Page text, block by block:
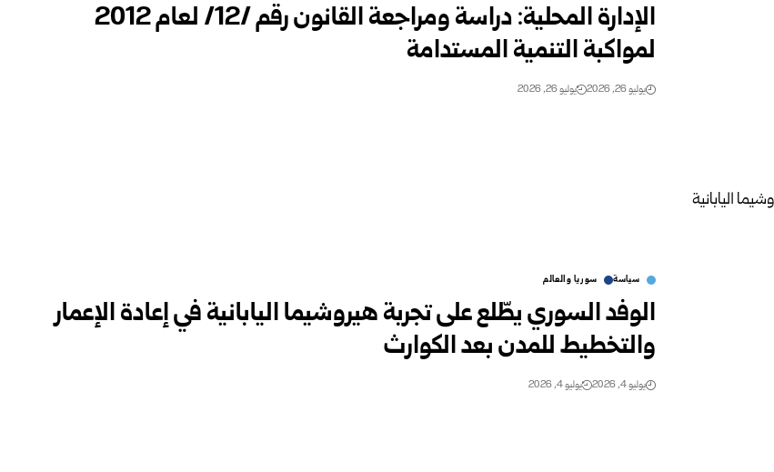
الإدارة المحلية: دراسة ومراجعة القانون رقم /12/ ‏لعام ‌‏2012
‏لمواكبة التنمية المستدامة
يوليو 26, 2026 يوليو 26, 2026
سياسة سوريا والعالم
الوفد السوري يطّلع على تجربة هيروشيما اليابانية في إعادة ‏الإعمار
والتخطيط للمدن بعد الكوارث
يوليو 4, 2026 يوليو 4, 2026